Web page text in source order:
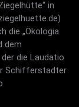
Baden, am
im Rahmen
in
die „Ökologia
dem
die Laudatio
Schifferstadter